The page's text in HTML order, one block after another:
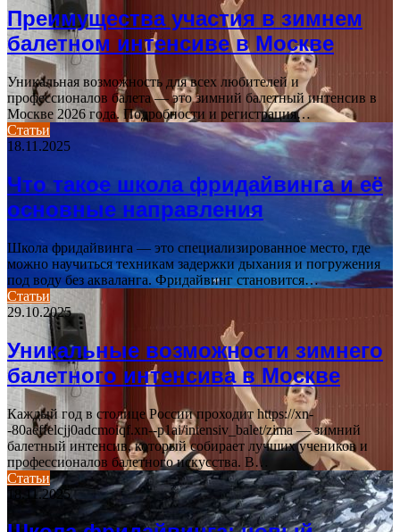
Преимущества участия в зимнем
балетном интенсиве в Москве
Уникальная возможность для всех любителей и
профессионалов балета — это зимний балетный интенсив в
Москве 2026 года. Подробности и регистрация…
Статьи
18.11.2025
Что такое школа фридайвинга и её
основные направления
Школа фридайвинга — это специализированное место, где
можно научиться техникам задержки дыхания и погружения
под воду без акваланга. Фридайвинг становится…
Статьи
29.10.2025
Уникальные возможности зимнего
балетного интенсива в Москве
Каждый год в столице России проходит https://xn-
-80aeffelcjj0adcmoiqf.xn--p1ai/intensiv_balet/zima — зимний
балетный интенсив, который собирает лучших учеников и
профессионалов балетного искусства. В…
Статьи
18.11.2025